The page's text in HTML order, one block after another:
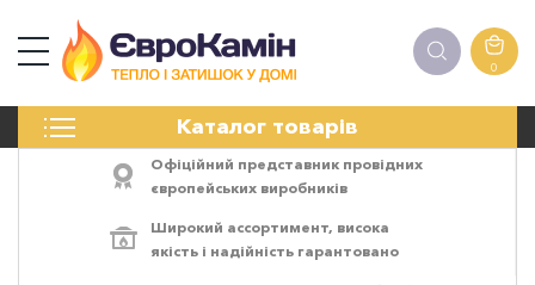
0
Каталог товарів
ПЕЧІ
ЕЛЕКТРОКАМІНИ
АКСЕСУАРИ
Офіційний представник провідних
європейських виробників
Широкий ассортимент, висока
якість і надійність гарантовано